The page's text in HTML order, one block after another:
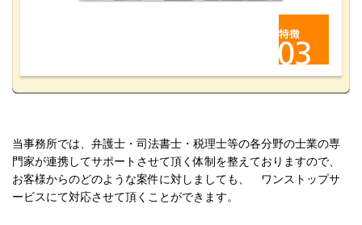
当事務所では、弁護士・司法書士・税理士等の各分野の士業の専
門家が連携してサポートさせて頂く体制を整えておりますので、
お客様からのどのような案件に対しましても、 ワンストップサ
ービスにて対応させて頂くことができます。